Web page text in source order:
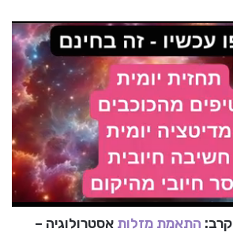
התאמת מזלות אסטרולוגיה –